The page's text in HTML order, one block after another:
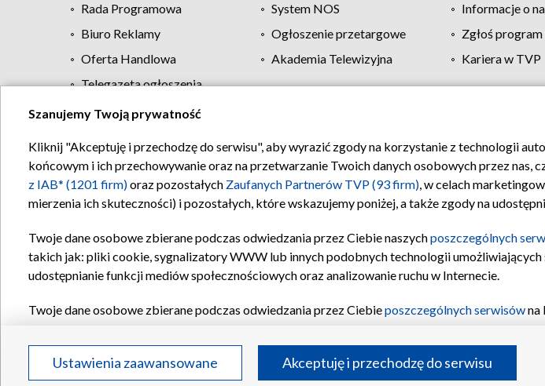
Rada Programowa
System NOS Informacje o
Biuro Reklamy
Ogłoszenie przetargowe Zgłoś
Oferta Handlowa
Akademia Telewizyjna Kariera w TVP
Telegazeta ogłoszenia
Regulamin TVP Polityka prywatności Moje
Szanujemy Twoją prywatność
Kliknij "Akceptuję i przechodzę do serwisu", aby wyrazić zgody na korzystanie z technologii
końcowym i ich przechowywanie oraz na przetwarzanie Twoich danych osobowych przez nas,
z IAB* (1201 firm)oraz pozostałych Zaufanych Partnerów TVP (93 firm), w celach
mierzenia ich skuteczności) i pozostałych, które wskazujemy poniżej, a także zgody na
Twoje dane osobowe zbierane podczas odwiedzania przez Ciebie naszychposzczególnych
takich jak: pliki cookie, sygnalizatory WWW lub innych podobnych technologii
udostępnianie funkcji mediów społecznościowych oraz analizowanie ruchu w Internecie.
Twoje dane osobowe zbierane podczas odwiedzania przez Ciebieposzczególnych serwisówna
Partnerów TVPdla realizacji następujących celów i funkcji: przechowywania informacji na
reklam, tworzenia profilu spersonalizowanych reklam, tworzenia profilu spersonalizowanych
Ustawienia zaawansowane Akceptuję i przechodzę do serwisu